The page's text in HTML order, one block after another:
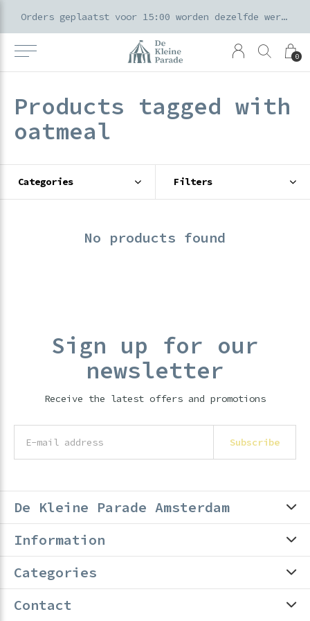
0
Orders geplaatst voor 15:00 worden dezelfde werkdag verzonden
Products tagged with
oatmeal
Categories Filters
No products found
Sign up for our
newsletter
Receive the latest offers and promotions
Subscribe
De Kleine Parade Amsterdam
Information
Categories
Contact